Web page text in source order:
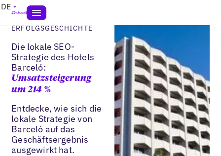
DE
ERFOLGSGESCHICHTE
Die lokale SEO-
Strategie des Hotels
Barceló:
Umsatzsteigerung
um 214 %
Entdecke, wie sich die
lokale Strategie von
Barceló auf das
Geschäftsergebnis
ausgewirkt hat.